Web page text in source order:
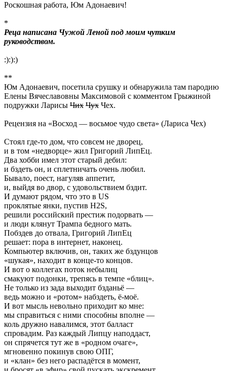
Роскошная работа, Юм Адонаевич!
*
Реца написана Чужой Леной под моим чутким
руководством.
:):):)
**
Юм Адонаевич, посетила срушку и обнаружила там пародию
Елены Вячеславовны Максимовой с комментом Грыжиной
подружки Ларисы Чих Чух Чех.
Рецензия на «Восход — восьмое чудо света» (Лариса Чех)
Стоял где-то дом, что совсем не дворец,
и в том «недворце» жил Григорий ЛипЕц.
Два хобби имел этот старый дебил:
и бздеть он, и сплетничать очень любил.
Бывало, поест, нагуляв аппетит,
и, выйдя во двор, с удовольствием бздит.
И думают рядом, что это в US
проклятые янки, пустив H2S,
решили российский престиж подорвать —
и люди клянут Трампа бедного мать.
Побздев до отвала, Григорий ЛипЕц
решает: пора в интернет, наконец.
Компьютер включив, он, таких же бздунцов
«шукая», находит в конце-то концов.
И вот о коллегах поток небылиц
смакуют подонки, трепясь в темпе «блиц».
Не только из зада выходит бзданьё —
ведь можно и «ротом» набздеть, ё-моё.
И вот мысль невольно приходит ко мне:
мы справиться с ними способны вполне —
коль дружно навалимся, этот балласт
спровадим. Раз каждый Липцу наподдаст,
он спрячется тут же в «родном очаге»,
мгновенно покинув свою ОПГ,
и «клан» без него распадётся в момент,